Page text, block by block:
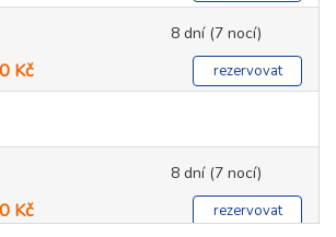
8 dní (7 nocí)
Kč rezervovat
8 dní (7 nocí)
Kč rezervovat